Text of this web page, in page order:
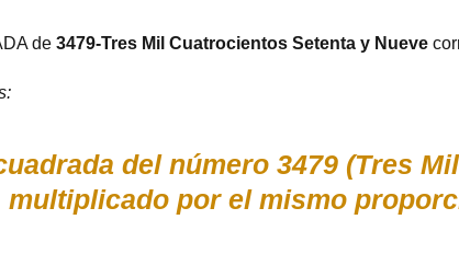
de 3479-Tres Mil Cuatrocientos Setenta y Nueve
del número 3479 (Tres
multiplicado por el mismo